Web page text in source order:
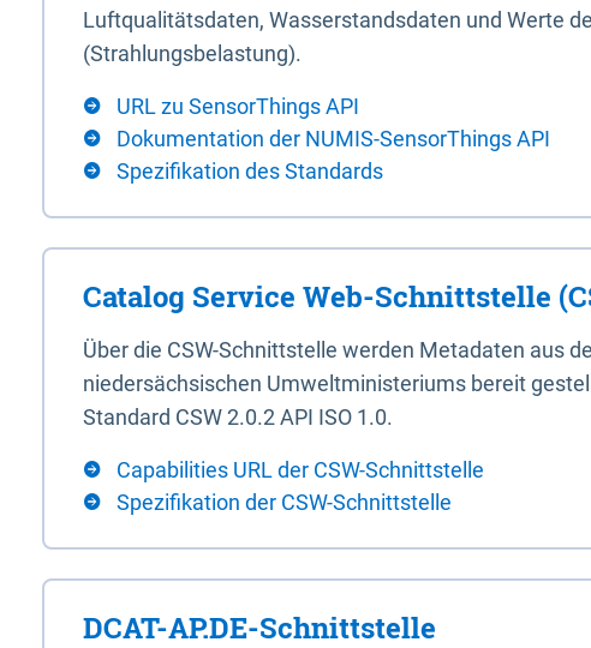
Luftqualitätsdaten, Wasserstandsdaten und Werte
(Strahlungsbelastung).
URL zu SensorThings API
Dokumentation der NUMIS-SensorThings API
Spezifikation des Standards
Catalog Service Web-Schnittstelle
Über die CSW-Schnittstelle werden Metadaten aus
niedersächsischen Umweltministeriums bereit
Standard CSW 2.0.2 API ISO 1.0.
Capabilities URL der CSW-Schnittstelle
Spezifikation der CSW-Schnittstelle
DCAT-AP.DE-Schnittstelle